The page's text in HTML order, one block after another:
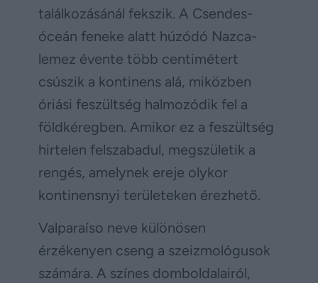
találkozásánál fekszik. A Csendes-
óceán feneke alatt húzódó Nazca-
lemez évente több centimétert
csúszik a kontinens alá, miközben
óriási feszültség halmozódik fel a
földkéregben. Amikor ez a feszültség
hirtelen felszabadul, megszületik a
rengés, amelynek ereje olykor
kontinensnyi területeken érezhető.
Valparaíso neve különösen
érzékenyen cseng a szeizmológusok
számára. A színes domboldalairól,